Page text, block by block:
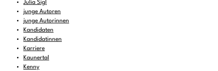
Julia Sigl
junge Autoren
junge Autorinnen
Kandidaten
Kandidatinnen
Karriere
Kaunertal
Kenny